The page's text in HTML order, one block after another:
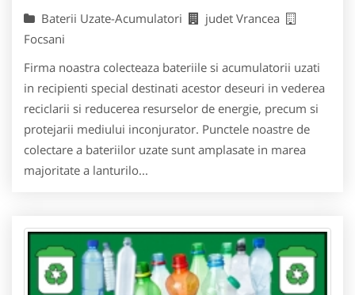
Baterii Uzate-Acumulatori
judet Vrancea
Focsani
Firma noastra colecteaza bateriile si acumulatorii uzati
in recipienti special destinati acestor deseuri in vederea
reciclarii si reducerea resurselor de energie, precum si
protejarii mediului inconjurator. Punctele noastre de
colectare a bateriilor uzate sunt amplasate in marea
majoritate a lanturilo...